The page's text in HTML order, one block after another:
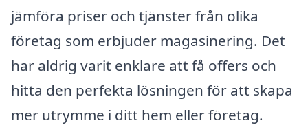
jämföra priser och tjänster från olika
företag som erbjuder magasinering. Det
har aldrig varit enklare att få offers och
hitta den perfekta lösningen för att skapa
mer utrymme i ditt hem eller företag.